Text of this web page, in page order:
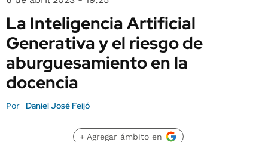
La Inteligencia Artificial
Generativa y el riesgo de
aburguesamiento en la
docencia
Por Daniel José Feijó
+ Agregar ámbito en